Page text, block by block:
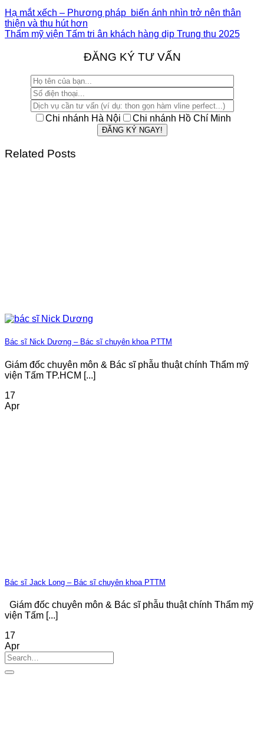
Hạ mắt xếch – Phương pháp biến ánh nhìn trở nên thân
thiện và thu hút hơn
Thẩm mỹ viện Tấm tri ân khách hàng dịp Trung thu 2025
ĐĂNG KÝ TƯ VẤN
Chi nhánh Hà Nội Chi nhánh Hồ Chí Minh
Related Posts
Bác sĩ Nick Dương – Bác sĩ chuyên khoa PTTM
Giám đốc chuyên môn & Bác sĩ phẫu thuật chính Thẩm mỹ
viện Tấm TP.HCM [...]
17
Apr
Bác sĩ Jack Long – Bác sĩ chuyên khoa PTTM
Giám đốc chuyên môn & Bác sĩ phẫu thuật chính Thẩm mỹ
viện Tấm [...]
17
Apr